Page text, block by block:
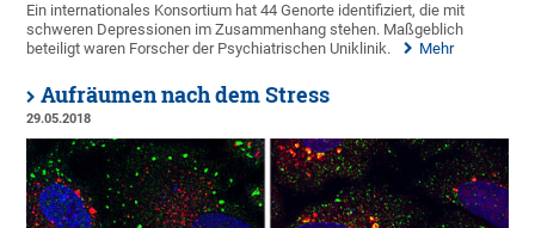
Ein internationales Konsortium hat 44 Genorte identifiziert, die mit
schweren Depressionen im Zusammenhang stehen. Maßgeblich
beteiligt waren Forscher der Psychiatrischen Uniklinik.
Mehr
Aufräumen nach dem Stress
29.05.2018